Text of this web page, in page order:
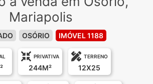
Mariapolis
OSÓRIO IMÓVEL 1188
PRIVATIVA
244M²
TERRENO
12X25